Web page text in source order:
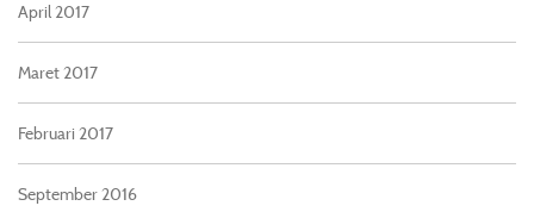
April 2017
Maret 2017
Februari 2017
September 2016